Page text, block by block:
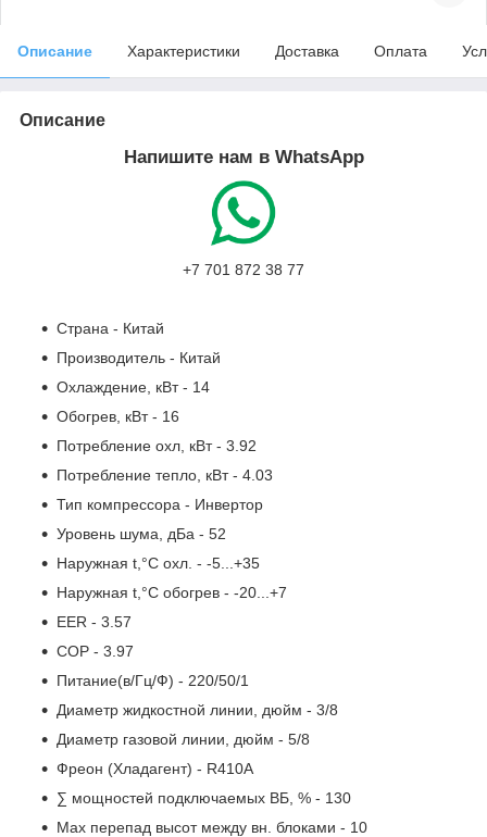
Описание Характеристики Доставка Оплата
Описание
Напишите нам в WhatsApp
+7 701 872 38 77
Страна - Китай
Производитель - Китай
Охлаждение, кВт- 14
Обогрев, кВт- 16
Потребление охл, кВт- 3.92
Потребление тепло, кВт- 4.03
Тип компрессора - Инвертор
Уровень шума, дБа - 52
Наружная t,°C охл. - -5...+35
Наружная t,°C обогрев - -20...+7
EER - 3.57
COP - 3.97
Питание(в/Гц/Ф) - 220/50/1
Диаметр жидкостной линии, дюйм - 3/8
Диаметр газовой линии, дюйм - 5/8
Фреон (Хладагент) - R410A
∑ мощностей подключаемых ВБ, % - 130
Max перепад высот между вн. блоками - 10